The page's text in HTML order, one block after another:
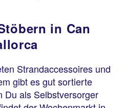
in Can
Strandaccessoires und
gibt es gut sortierte
Du als Selbstversorger